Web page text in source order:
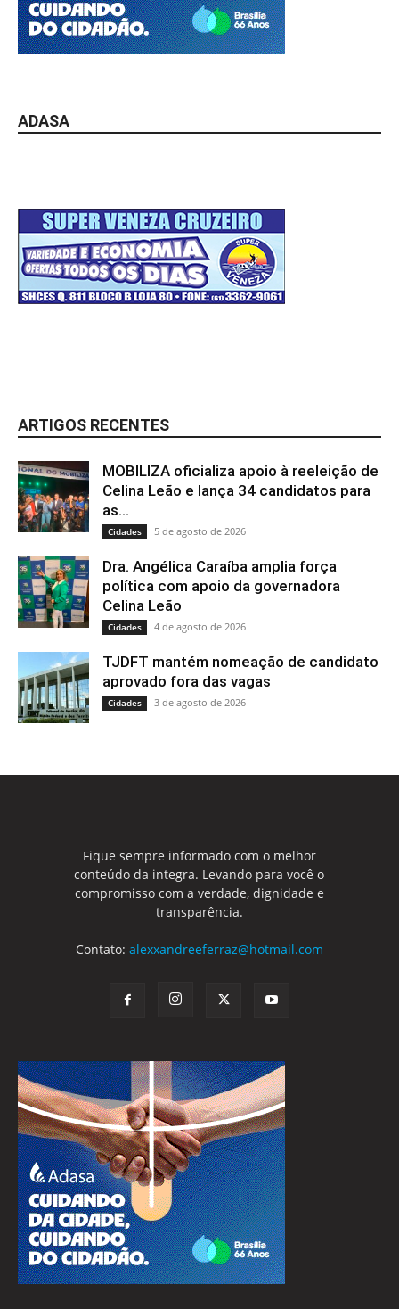
ADASA
ARTIGOS RECENTES
MOBILIZA oficializa apoio à reeleição de
Celina Leão e lança 34 candidatos para
as...
Cidades 5 de agosto de 2026
Dra. Angélica Caraíba amplia força
política com apoio da governadora
Celina Leão
Cidades 4 de agosto de 2026
TJDFT mantém nomeação de candidato
aprovado fora das vagas
Cidades 3 de agosto de 2026
Fique sempre informado com o melhor
conteúdo da integra. Levando para você o
compromisso com a verdade, dignidade e
transparência.
Contato: alexxandreeferraz@hotmail.com